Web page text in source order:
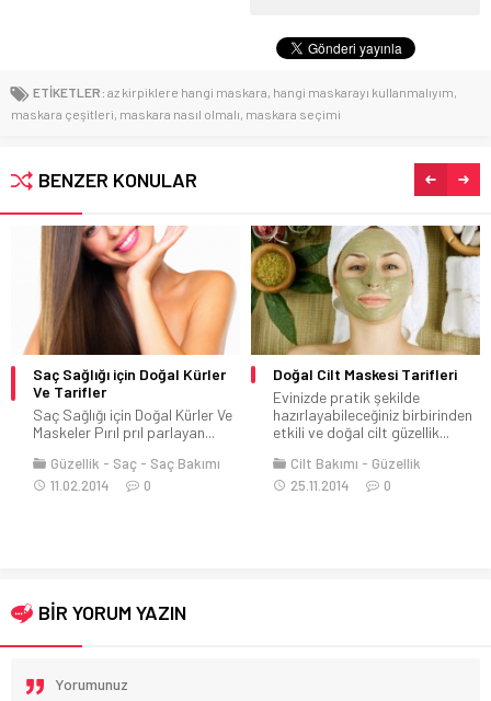
ETİKETLER: az kirpiklere hangi maskara, hangi maskarayı kullanmalıyım,
maskara çeşitleri, maskara nasıl olmalı, maskara seçimi
BENZER KONULAR
Saç Sağlığı için Doğal Kürler
Ve Tarifler
Saç Sağlığı için Doğal Kürler Ve
Maskeler Pırıl prıl parlayan...
Güzellik Saç
Saç Bakımı
11.02.2014
0
Doğal Cilt Maskesi Tarifleri
Evinizde pratik şekilde
hazırlayabileceğiniz birbirinden
etkili ve doğal cilt güzellik...
Cilt Bakımı
Güzellik
25.11.2014
0
BİR YORUM YAZIN